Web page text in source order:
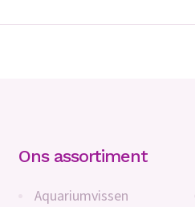
Ons assortiment
Aquariumvissen